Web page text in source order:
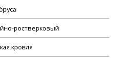
ростверковый
кровля
(КР)
основного комплекта КР
спецификация материалов